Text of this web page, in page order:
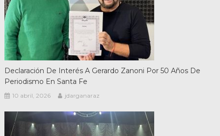
Declaración De Interés A Gerardo Zanoni Por 50 Años De
Periodismo En Santa Fe
10 abril, 2026 jdarganaraz